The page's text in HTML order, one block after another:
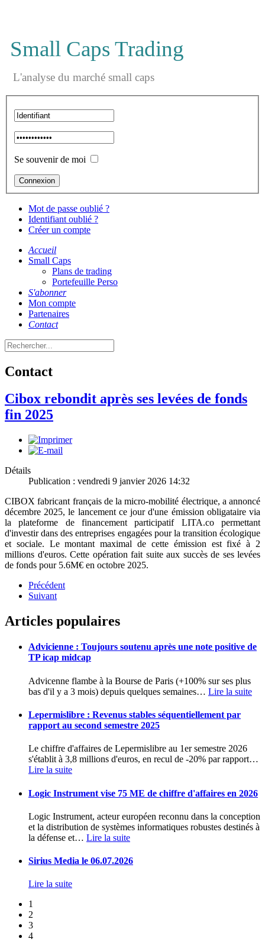
Small Caps Trading
L'analyse du marché small caps
Se souvenir de moi
Mot de passe oublié ?
Identifiant oublié ?
Créer un compte
Accueil
Small Caps
Plans de trading
Portefeuille Perso
S'abonner
Mon compte
Partenaires
Contact
Contact
Cibox rebondit après ses levées de fonds
fin 2025
Détails
Publication : vendredi 9 janvier 2026 14:32
CIBOX fabricant français de la micro-mobilité électrique, a annoncé
décembre 2025, le lancement ce jour d'une émission obligataire via
la plateforme de financement participatif LITA.co permettant
d'investir dans des entreprises engagées pour la transition écologique
et sociale. Le montant maximal de cette émission est fixé à 2
millions d'euros. Cette opération fait suite aux succès de ses levées
de fonds pour 5.6M€ en octobre 2025.
Précédent
Suivant
Articles populaires
Advicienne : Toujours soutenu après une note positive de
TP icap midcap
Advicenne flambe à la Bourse de Paris (+100% sur ses plus
bas d'il y a 3 mois) depuis quelques semaines… Lire la suite
Lepermislibre : Revenus stables séquentiellement par
rapport au second semestre 2025
Le chiffre d'affaires de Lepermislibre au 1er semestre 2026
s'établit à 3,8 millions d'euros, en recul de -20% par rapport…
Lire la suite
Logic Instrument vise 75 ME de chiffre d'affaires en 2026
Logic Instrument, acteur européen reconnu dans la conception
et la distribution de systèmes informatiques robustes destinés à
la défense et… Lire la suite
Sirius Media le 06.07.2026
Lire la suite
1
2
3
4